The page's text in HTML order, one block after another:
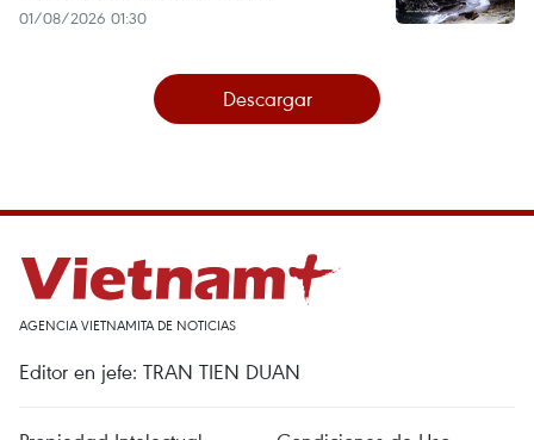
01/08/2026 01:30
Descargar
AGENCIA VIETNAMITA DE NOTICIAS
Editor en jefe: TRAN TIEN DUAN